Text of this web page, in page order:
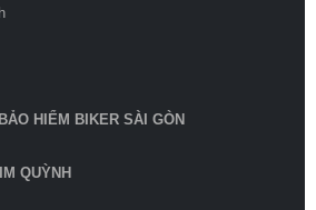
HIỂM BIKER SÀI GÒN
QUỲNH